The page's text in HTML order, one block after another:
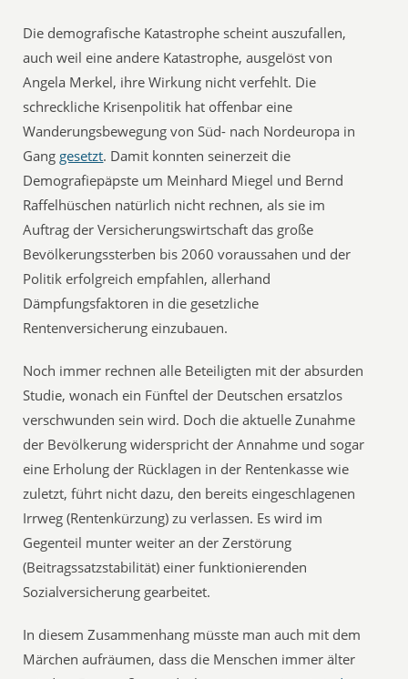
Die demografische Katastrophe scheint auszufallen,
auch weil eine andere Katastrophe, ausgelöst von
Angela Merkel, ihre Wirkung nicht verfehlt. Die
schreckliche Krisenpolitik hat offenbar eine
Wanderungsbewegung von Süd- nach Nordeuropa in
Gang gesetzt. Damit konnten seinerzeit die
Demografiepäpste um Meinhard Miegel und Bernd
Raffelhüschen natürlich nicht rechnen, als sie im
Auftrag der Versicherungswirtschaft das große
Bevölkerungssterben bis 2060 voraussahen und der
Politik erfolgreich empfahlen, allerhand
Dämpfungsfaktoren in die gesetzliche
Rentenversicherung einzubauen.
Noch immer rechnen alle Beteiligten mit der absurden
Studie, wonach ein Fünftel der Deutschen ersatzlos
verschwunden sein wird. Doch die aktuelle Zunahme
der Bevölkerung widerspricht der Annahme und sogar
eine Erholung der Rücklagen in der Rentenkasse wie
zuletzt, führt nicht dazu, den bereits eingeschlagenen
Irrweg (Rentenkürzung) zu verlassen. Es wird im
Gegenteil munter weiter an der Zerstörung
(Beitragssatzstabilität) einer funktionierenden
Sozialversicherung gearbeitet.
In diesem Zusammenhang müsste man auch mit dem
Märchen aufräumen, dass die Menschen immer älter